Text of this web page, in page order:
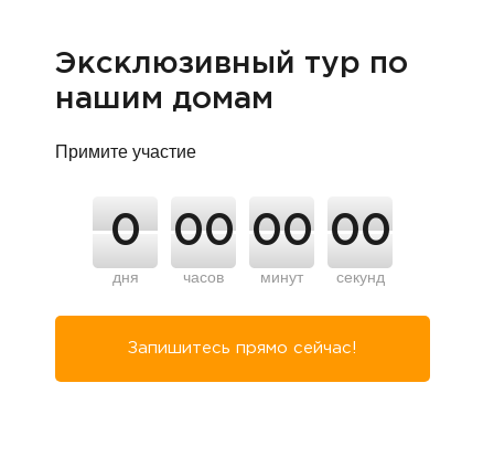
Эксклюзивный тур по
нашим домам
Примите участие
0
дня
00
часов
00
минут
00
секунд
Запишитесь прямо сейчас!